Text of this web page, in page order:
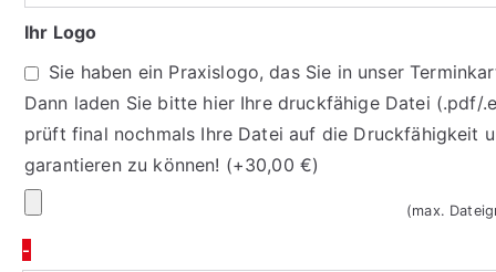
Praxisdaten/
Öffnungszeiten
ein
Ihr Logo
Sie haben ein Praxislogo, das Sie in unser
Dann laden Sie bitte hier Ihre druckfähige Datei (.pdf/
prüft final nochmals Ihre Datei auf die Druckfähigkeit
garantieren zu können! (+30,00 €)
Logo
(max.
-